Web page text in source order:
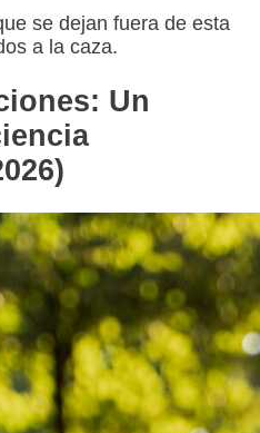
se dejan fuera de esta
a la caza.
Un